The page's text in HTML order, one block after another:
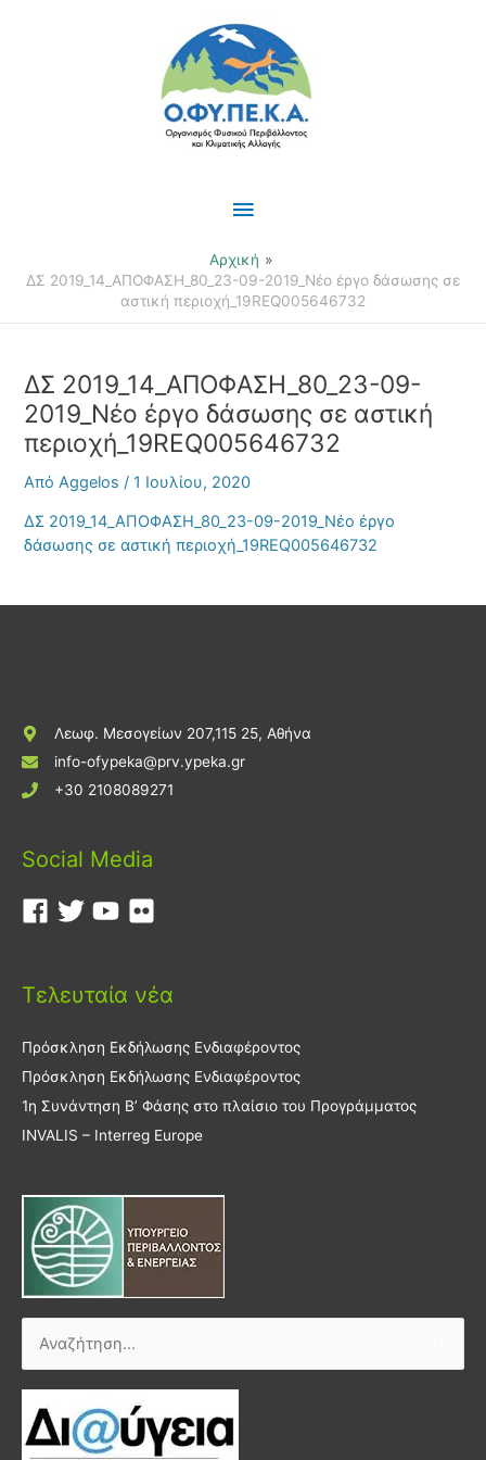
Κύριο
Μενού
Αρχική
ΔΣ 2019_14_ΑΠΟΦΑΣΗ_80_23-09-2019_Νέο έργο δάσωσης σε
αστική περιοχή_19REQ005646732
ΔΣ 2019_14_ΑΠΟΦΑΣΗ_80_23-09-
2019_Νέο έργο δάσωσης σε αστική
περιοχή_19REQ005646732
ΑπόAggelos/1 Ιουλίου, 2020
ΔΣ 2019_14_ΑΠΟΦΑΣΗ_80_23-09-2019_Νέο έργο
δάσωσης σε αστική περιοχή_19REQ005646732
Λεωφ. Μεσογείων 207,115 25, Αθήνα
info-ofypeka@prv.ypeka.gr
+30 2108089271
Social Media
Τελευταία νέα
Πρόσκληση Εκδήλωσης Ενδιαφέροντος
Πρόσκληση Εκδήλωσης Ενδιαφέροντος
1η Συνάντηση Β’ Φάσης στο πλαίσιο του Προγράμματος
INVALIS – Interreg Europe
Αναζήτηση